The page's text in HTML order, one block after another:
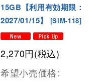
15GB【利用有効期限：
2027/01/15】
[SIM-118]
2,270円(税込)
希望小売価格: